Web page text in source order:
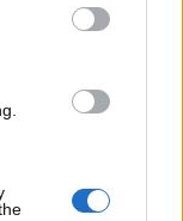
km/h, quasi al
110 km/h.
era
di sei
è successo?